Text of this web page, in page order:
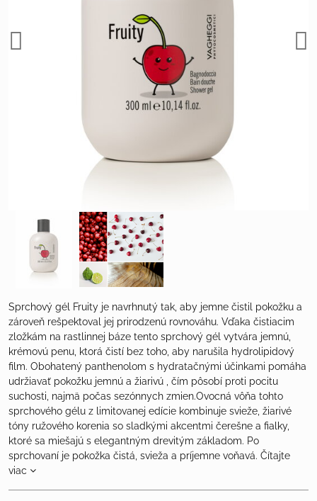
Sprchový gél Fruity je navrhnutý tak, aby jemne čistil pokožku a
zároveň rešpektoval jej prirodzenú rovnováhu. Vďaka čistiacim
zložkám na rastlinnej báze tento sprchový gél vytvára jemnú,
krémovú penu, ktorá čistí bez toho, aby narušila hydrolipidový
film. Obohatený panthenolom s hydratačnými účinkami pomáha
udržiavať pokožku jemnú a žiarivú , čím pôsobí proti pocitu
suchosti, najmä počas sezónnych zmien.Ovocná vôňa tohto
sprchového gélu z limitovanej edície kombinuje svieže, žiarivé
tóny ružového korenia so sladkými akcentmi čerešne a fialky,
ktoré sa miešajú s elegantným drevitým základom. Po
sprchovaní je pokožka čistá, svieža a príjemne voňavá. Čítajte
viac